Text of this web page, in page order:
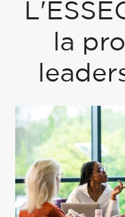
la